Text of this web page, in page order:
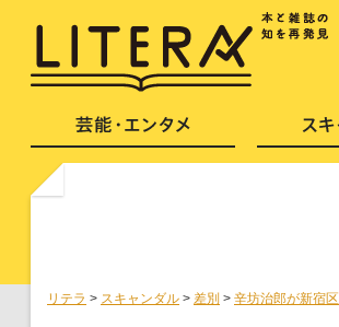
リテラ > スキャンダル > 差別 > 辛坊治郎が新宿